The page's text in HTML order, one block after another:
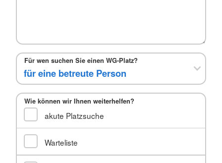
Für wen suchen Sie einen WG-Platz?
Wie können wir Ihnen weiterhelfen?
akute Platzsuche
Warteliste